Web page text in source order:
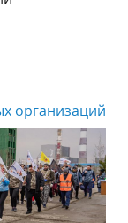
организаций